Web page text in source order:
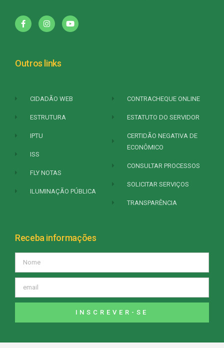
Outros links
CIDADÃO WEB
ESTRUTURA
IPTU
ISS
FLY NOTAS
ILUMINAÇÃO PÚBLICA
CONTRACHEQUE ONLINE
ESTATUTO DO SERVIDOR
CERTIDÃO NEGATIVA DE
ECONÔMICO
CONSULTAR PROCESSOS
SOLICITAR SERVIÇOS
TRANSPARÊNCIA
Receba informações
INSCREVER-SE